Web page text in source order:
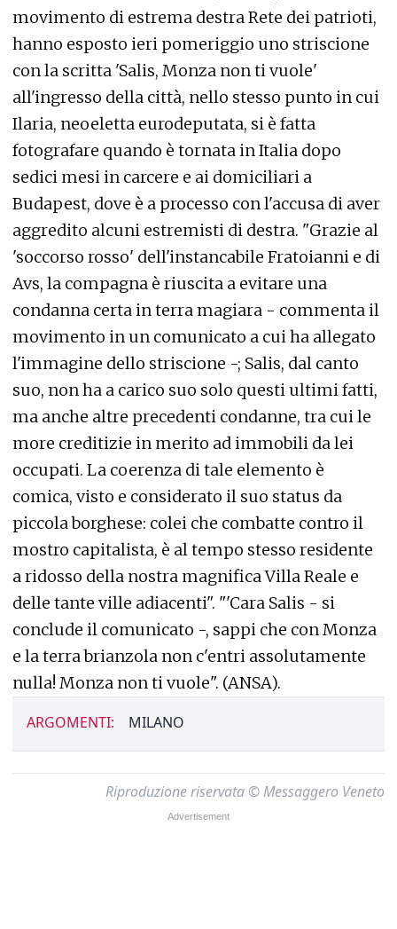
movimento di estrema destra Rete dei patrioti,
hanno esposto ieri pomeriggio uno striscione
con la scritta 'Salis, Monza non ti vuole'
all'ingresso della città, nello stesso punto in cui
Ilaria, neoeletta eurodeputata, si è fatta
fotografare quando è tornata in Italia dopo
sedici mesi in carcere e ai domiciliari a
Budapest, dove è a processo con l'accusa di aver
aggredito alcuni estremisti di destra. "Grazie al
'soccorso rosso' dell'instancabile Fratoianni e di
Avs, la compagna è riuscita a evitare una
condanna certa in terra magiara - commenta il
movimento in un comunicato a cui ha allegato
l'immagine dello striscione -; Salis, dal canto
suo, non ha a carico suo solo questi ultimi fatti,
ma anche altre precedenti condanne, tra cui le
more creditizie in merito ad immobili da lei
occupati. La coerenza di tale elemento è
comica, visto e considerato il suo status da
piccola borghese: colei che combatte contro il
mostro capitalista, è al tempo stesso residente
a ridosso della nostra magnifica Villa Reale e
delle tante ville adiacenti". "'Cara Salis - si
conclude il comunicato -, sappi che con Monza
e la terra brianzola non c'entri assolutamente
nulla! Monza non ti vuole". (ANSA).
ARGOMENTI: MILANO
Riproduzione riservata © Messaggero Veneto